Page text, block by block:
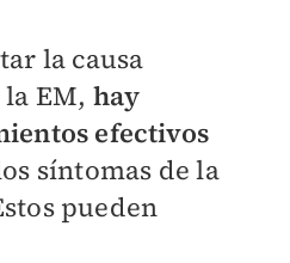
la causa
EM, hay
efectivos
síntomas de la
pueden